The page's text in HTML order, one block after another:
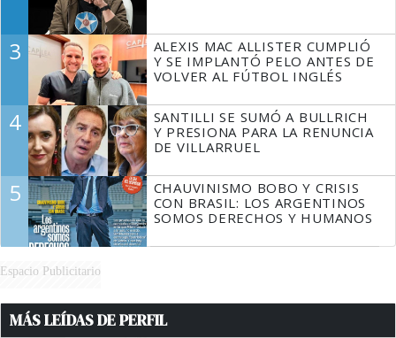
3
ALEXIS MAC ALLISTER CUMPLIÓ
Y SE IMPLANTÓ PELO ANTES DE
VOLVER AL FÚTBOL INGLÉS
4
SANTILLI SE SUMÓ A BULLRICH
Y PRESIONA PARA LA RENUNCIA
DE VILLARRUEL
5
CHAUVINISMO BOBO Y CRISIS
CON BRASIL: LOS ARGENTINOS
SOMOS DERECHOS Y HUMANOS
Espacio Publicitario
MÁS LEÍDAS DE PERFIL